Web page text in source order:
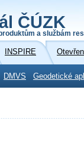
ČÚZK
a službám
INSPIRE
DMVS Geodetické